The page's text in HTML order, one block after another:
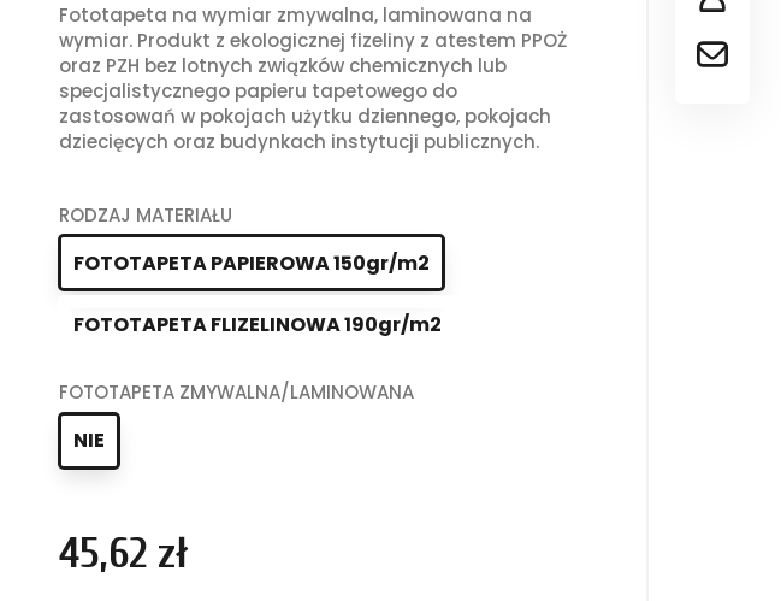
Fototapeta na wymiar zmywalna, laminowana na
wymiar. Produkt z ekologicznej fizeliny z atestem PPOŻ
oraz PZH bez lotnych związków chemicznych lub
specjalistycznego papieru tapetowego do
zastosowań w pokojach użytku dziennego, pokojach
dziecięcych oraz budynkach instytucji publicznych.
RODZAJ MATERIAŁU
FOTOTAPETA PAPIEROWA 150gr/m2
FOTOTAPETA FLIZELINOWA 190gr/m2
FOTOTAPETA ZMYWALNA/LAMINOWANA
NIE
45,62 zł